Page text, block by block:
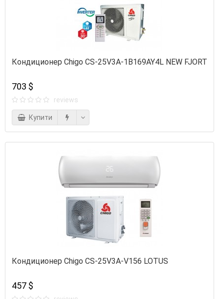
Кондиционер Chigo CS-25V3A-1B169AY4L NEW FJORT
703 $
reviews
Купити
Кондиционер Chigo CS-25V3A-V156 LOTUS
457 $